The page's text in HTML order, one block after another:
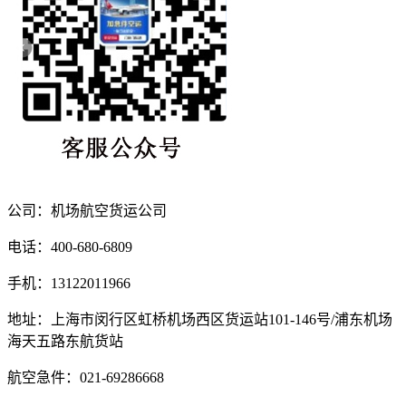
公司：机场航空货运公司
电话：400-680-6809
手机：13122011966
地址：上海市闵行区虹桥机场西区货运站101-146号/浦东机场
海天五路东航货站
航空急件：021-69286668